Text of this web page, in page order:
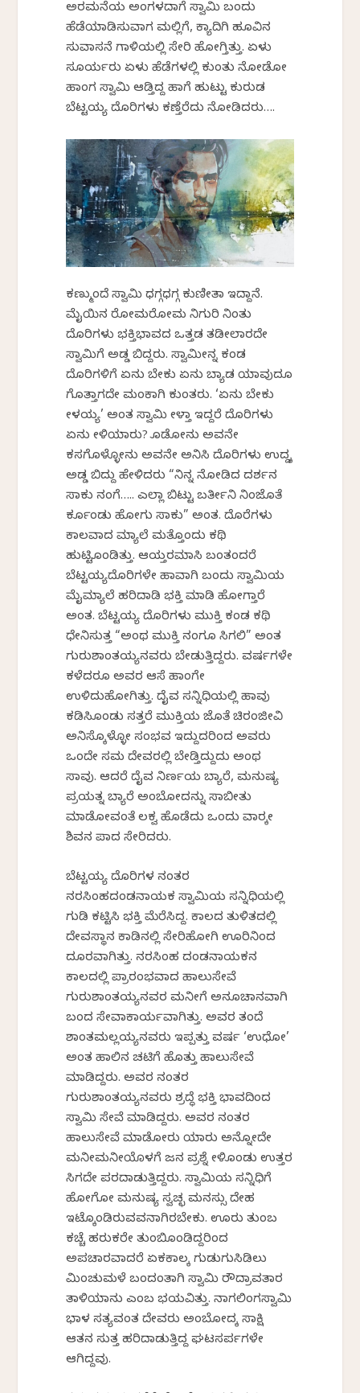
ಅರಮನೆಯ ಅಂಗಳದಾಗೆ ಸ್ವಾಮಿ ಬಂದು
ಹೆಡೆಯಾಡಿಸುವಾಗ ಮಲ್ಲಿಗೆ, ಕ್ಯಾದಿಗಿ ಹೂವಿನ
ಸುವಾಸನೆ ಗಾಳಿಯಲ್ಲಿ ಸೇರಿ ಹೋಗ್ತಿತ್ತು. ಏಳು
ಸೂರ್ಯರು ಏಳು ಹೆಡೆಗಳಲ್ಲಿ ಕುಂತು ನೋಡೋ
ಹಾಂಗ ಸ್ವಾಮಿ ಆಡ್ತಿದ್ದ ಹಾಗೆ ಹುಟ್ಟು ಕುರುಡ
ಬೆಟ್ಟಯ್ಯ ದೊರಿಗಳು ಕಣ್ತೆರೆದು ನೋಡಿದರು….
ಕಣ್ಮುಂದೆ ಸ್ವಾಮಿ ಧಗ್ಗಧಗ್ಗ ಕುಣೀತಾ ಇದ್ದಾನೆ.
ಮೈಯಿನ ರೋಮರೋಮ ನಿಗುರಿ ನಿಂತು
ದೊರಿಗಳು ಭಕ್ತಿಭಾವದ ಒತ್ತಡ ತಡೀಲಾರದೇ
ಸ್ವಾಮಿಗೆ ಅಡ್ಡ ಬಿದ್ದರು. ಸ್ವಾಮೀನ್ನ ಕಂಡ
ದೊರಿಗಳಿಗೆ ಏನು ಬೇಕು ಏನು ಬ್ಯಾಡ ಯಾವುದೂ
ಗೊತ್ತಾಗದೇ ಮಂಕಾಗಿ ಕುಂತರು. ‘ಏನು ಬೇಕು
ಕೇಳಯ್ಯ’ ಅಂತ ಸ್ವಾಮಿ ಕೇಳ್ತಾ ಇದ್ದರೆ ದೊರಿಗಳು
ಏನು ಕೇಳಿಯಾರು? ಕೊಡೋನು ಅವನೇ
ಕಸಗೊಳ್ಳೋನು ಅವನೇ ಅನಿಸಿ ದೊರಿಗಳು ಉದ್ದಕ್ಕೆ
ಅಡ್ಡ ಬಿದ್ದು ಹೇಳಿದರು “ನಿನ್ನ ನೋಡಿದ ದರ್ಶನ
ಸಾಕು ನಂಗೆ….. ಎಲ್ಲಾ ಬಿಟ್ಟು ಬರ್ತೀನಿ ನಿಂಜೊತೆ
ಕರ್ಕೊಂಡು ಹೋಗು ಸಾಕು” ಅಂತ. ದೊರೆಗಳು
ಕಾಲವಾದ ಮ್ಯಾಲೆ ಮತ್ತೊಂದು ಕಥಿ
ಹುಟ್ಟಿಕೊಂಡಿತ್ತು. ಆಯ್ತರಮಾಸಿ ಬಂತಂದರೆ
ಬೆಟ್ಟಯ್ಯದೊರಿಗಳೇ ಹಾವಾಗಿ ಬಂದು ಸ್ವಾಮಿಯ
ಮೈಮ್ಯಾಲೆ ಹರಿದಾಡಿ ಭಕ್ತಿ ಮಾಡಿ ಹೋಗ್ತಾರೆ
ಅಂತ. ಬೆಟ್ಟಯ್ಯ ದೊರಿಗಳು ಮುಕ್ತಿ ಕಂಡ ಕಥಿ
ಧೇನಿಸುತ್ತ “ಅಂಥ ಮುಕ್ತಿ ನಂಗೂ ಸಿಗಲಿ” ಅಂತ
ಗುರುಶಾಂತಯ್ಯನವರು ಬೇಡುತ್ತಿದ್ದರು. ವರ್ಷಗಳೇ
ಕಳೆದರೂ ಅವರ ಆಸೆ ಹಾಂಗೇ
ಉಳಿದುಹೋಗಿತ್ತು. ದೈವ ಸನ್ನಿಧಿಯಲ್ಲಿ ಹಾವು
ಕಡಿಸಿಕೊಂಡು ಸತ್ತರೆ ಮುಕ್ತಿಯ ಜೊತೆ ಚಿರಂಜೀವಿ
ಅನಿಸ್ಕೊಳ್ಳೋ ಸಂಭವ ಇದ್ದುದರಿಂದ ಅವರು
ಒಂದೇ ಸಮ ದೇವರಲ್ಲಿ ಬೇಡ್ತಿದ್ದುದು ಅಂಥ
ಸಾವು. ಆದರೆ ದೈವ ನಿರ್ಣಯ ಬ್ಯಾರೆ, ಮನುಷ್ಯ
ಪ್ರಯತ್ನ ಬ್ಯಾರೆ ಅಂಬೋದನ್ನು ಸಾಬೀತು
ಮಾಡೋವಂತೆ ಲಕ್ವ ಹೊಡೆದು ಒಂದು ವಾರಕ್ಕೇ
ಶಿವನ ಪಾದ ಸೇರಿದರು.
ಬೆಟ್ಟಯ್ಯ ದೊರಿಗಳ ನಂತರ
ನರಸಿಂಹದಂಡನಾಯಕ ಸ್ವಾಮಿಯ ಸನ್ನಿಧಿಯಲ್ಲಿ
ಗುಡಿ ಕಟ್ಟಿಸಿ ಭಕ್ತಿ ಮೆರೆಸಿದ್ದ. ಕಾಲದ ತುಳಿತದಲ್ಲಿ
ದೇವಸ್ಥಾನ ಕಾಡಿನಲ್ಲಿ ಸೇರಿಹೋಗಿ ಊರಿನಿಂದ
ದೂರವಾಗಿತ್ತು. ನರಸಿಂಹ ದಂಡನಾಯಕನ
ಕಾಲದಲ್ಲಿ ಪ್ರಾರಂಭವಾದ ಹಾಲುಸೇವೆ
ಗುರುಶಾಂತಯ್ಯನವರ ಮನೀಗೆ ಅನೂಚಾನವಾಗಿ
ಬಂದ ಸೇವಾಕಾರ್ಯವಾಗಿತ್ತು. ಅವರ ತಂದೆ
ಶಾಂತಮಲ್ಲಯ್ಯನವರು ಇಪ್ಪತ್ತು ವರ್ಷ ‘ಉಧೋ’
ಅಂತ ಹಾಲಿನ ಚಟಿಗೆ ಹೊತ್ತು ಹಾಲುಸೇವೆ
ಮಾಡಿದ್ದರು. ಅವರ ನಂತರ
ಗುರುಶಾಂತಯ್ಯನವರು ಶ್ರದ್ಧೆ ಭಕ್ತಿ ಭಾವದಿಂದ
ಸ್ವಾಮಿ ಸೇವೆ ಮಾಡಿದ್ದರು. ಅವರ ನಂತರ
ಹಾಲುಸೇವೆ ಮಾಡೋರು ಯಾರು ಅನ್ನೋದೇ
ಮನೀಮನೀಯೊಳಗೆ ಜನ ಪ್ರಶ್ನೆ ಕೇಳಿಕೊಂಡು ಉತ್ತರ
ಸಿಗದೇ ಪರದಾಡುತ್ತಿದ್ದರು. ಸ್ವಾಮಿಯ ಸನ್ನಿಧಿಗೆ
ಹೋಗೋ ಮನುಷ್ಯ ಸ್ವಚ್ಛ ಮನಸ್ಸು ದೇಹ
ಇಟ್ಕೊಂಡಿರುವವನಾಗಿರಬೇಕು. ಊರು ತುಂಬ
ಕಚ್ಚೆ ಹರುಕರೇ ತುಂಬಿಕೊಂಡಿದ್ದರಿಂದ
ಅಪಚಾರವಾದರೆ ಏಕಕಾಲಕ್ಕೆ ಗುಡುಗುಸಿಡಿಲು
ಮಿಂಚುಮಳೆ ಬಂದಂತಾಗಿ ಸ್ವಾಮಿ ರೌದ್ರಾವತಾರ
ತಾಳಿಯಾನು ಎಂಬ ಭಯವಿತ್ತು. ನಾಗಲಿಂಗಸ್ವಾಮಿ
ಭಾಳ ಸತ್ಯವಂತ ದೇವರು ಅಂಬೋದಕ್ಕೆ ಸಾಕ್ಷಿ
ಆತನ ಸುತ್ತ ಹರಿದಾಡುತ್ತಿದ್ದ ಘಟಸರ್ಪಗಳೇ
ಆಗಿದ್ದವು.